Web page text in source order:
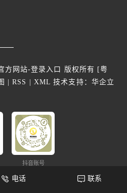
方网站-登录入口 版权所有 [粤
|RSS XML 技术支持： 华企立
抖音账号
电话 联系